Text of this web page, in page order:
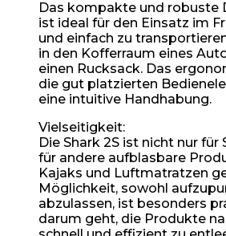
Das kompakte und robuste
ist ideal für den Einsatz im
und einfach zu
in den Kofferraum eines
einen Rucksack. Das
die gut platzierten
eine intuitive Handhabung.
Vielseitigkeit:
Die Shark 2S ist nicht nur für
für andere aufblasbare
Kajaks und Luftmatratzen
Möglichkeit, sowohl
abzulassen, ist besonders
darum geht, die Produkte